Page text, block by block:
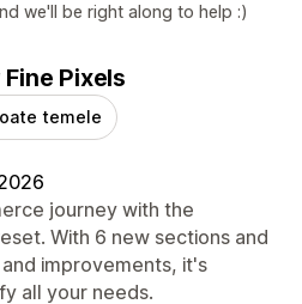
we'll be right along to help :)
Pixels
temele
journey with the
With 6 new sections and
improvements, it's
all your needs.